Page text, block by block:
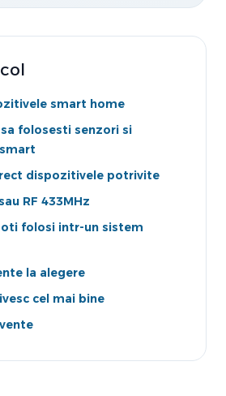
smart home
folosesti senzori si
dispozitivele potrivite
RF 433MHz
folosi intr-un sistem
la alegere
cel mai bine